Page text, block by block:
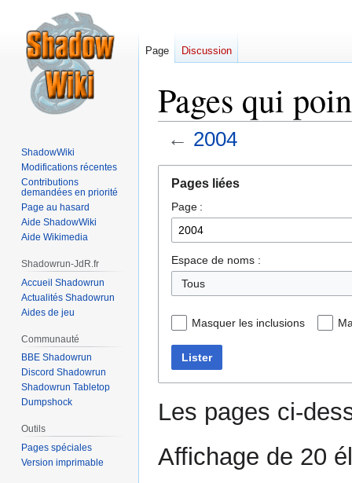
Pages qui
← 2004
navigation
recherche
Pages liées
Page :
Espace de noms :
Tous
Masquer les inclusions
Lister
Les pages ci-
Affichage de 20
Page Discussion
ShadowWiki
Modifications récentes
Contributions
demandées en priorité
Page au hasard
Aide ShadowWiki
Aide Wikimedia
Shadowrun-JdR.fr
Accueil Shadowrun
Actualités Shadowrun
Aides de jeu
Communauté
BBE Shadowrun
Discord Shadowrun
Shadowrun Tabletop
Dumpshock
Outils
Pages spéciales
Version imprimable